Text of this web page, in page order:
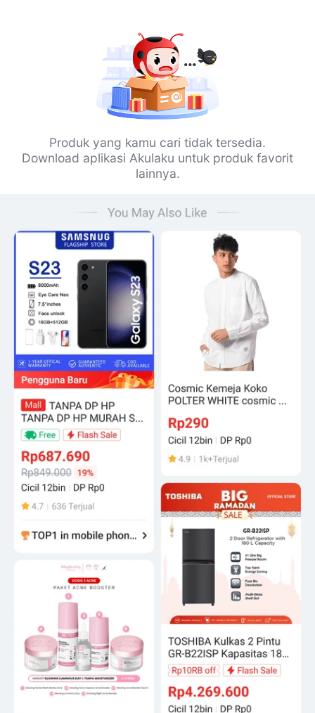
Produk yang kamu cari tidak tersedia.
Download aplikasi Akulaku untuk produk favorit
lainnya.